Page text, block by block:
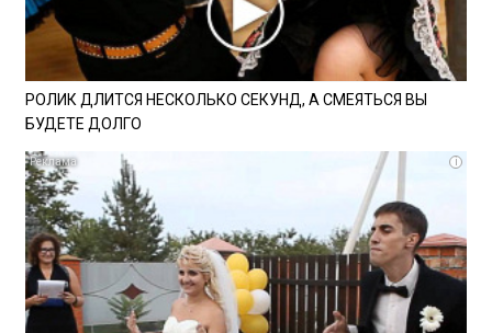
РОЛИК ДЛИТСЯ НЕСКОЛЬКО СЕКУНД, А СМЕЯТЬСЯ ВЫ
БУДЕТЕ ДОЛГО
i